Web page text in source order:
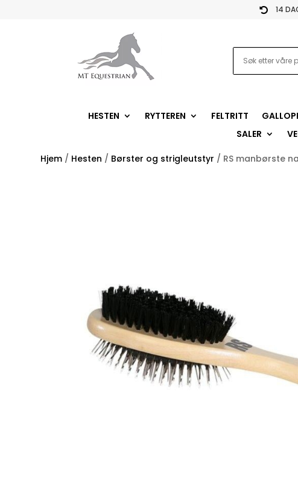
 14
HESTEN RYTTEREN FELTRITT
SALER
Hjem / Hesten / Børster og strigleutstyr / RS manbørste